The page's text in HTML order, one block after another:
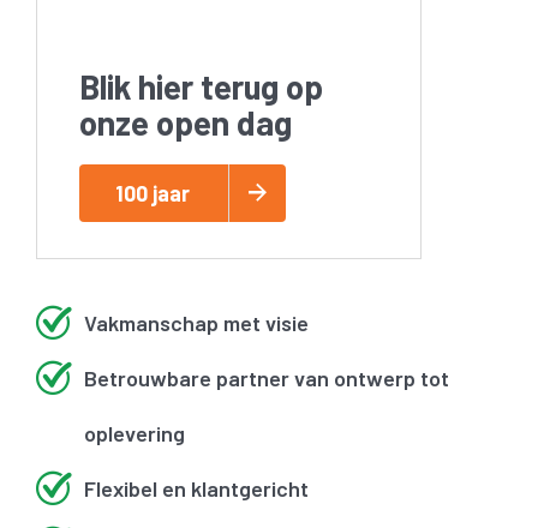
Blik hier terug op
onze open dag
100 jaar
Vakmanschap met visie
Betrouwbare partner van ontwerp tot
oplevering
Flexibel en klantgericht